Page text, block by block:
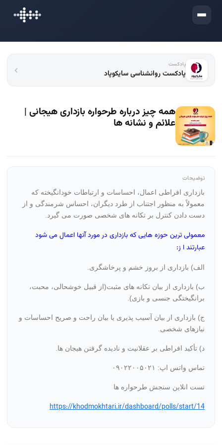
ورود
پادکست
پادکست روانشناسی سایکوپاد
همه چیز درباره طرحواره بازداری هیجانی |
علائم و نشانه ها
توضیحات
بازداری افراطی اعمال، احساسات و ارتباطات خودانگیخته که
معمولاً به منظور اجتناب از طرد دیگران، احساس شرمندگی و از
دست دادن کنترل بر تکانه های شخصی صورت می گیرد.
معمولی ترین حوزه هایی که بازداری در مورد آنها اعمال می شود
عبارتند ا ز:
الف) بازداری از بروز خشم و پرخاشگری.
ب) بازداری از بیان تکانه های مثبت(از قبیل خوشحالی، محبت،
برانگیختگی جنسی و بازی).
ج) بازداری از بیان آسیب پذیری یا بیان راحت و صریح احساسات و
نیازهای شخصی.
د) تأکید افراطی بر عقلانیت و نادیده گرفتن هیجان ها.
تماس واتس اپ: ۰۹۰۲۲۰۰۵۰۲۱
تست انلاین سنجش طرحواره ها
https://khodmokhtari.ir/dashboard/polls/start/14